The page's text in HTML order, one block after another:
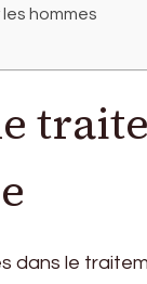
hommes
dans le